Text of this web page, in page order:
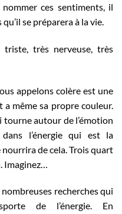
ces sentiments, il
qu’il se préparera à la vie.
très nerveuse, très
appelons colère est une
même sa propre couleur.
tourne autour de l’émotion
l’énergie qui est la
de cela. Trois quart
Imaginez…
recherches qui
de l’énergie. En